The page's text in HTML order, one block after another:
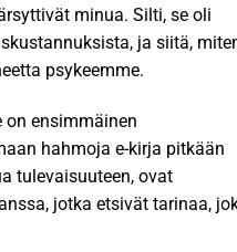
minua. Silti, se oli
ja siitä,
psykeemme.
ensimmäinen
hahmoja e-kirja pitkään
tulevaisuuteen, ovat
jotka etsivät tarinaa,